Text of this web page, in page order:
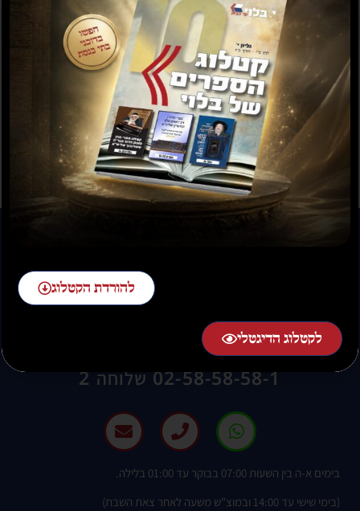
תשועה ברוב יועץ
₪35.00 ₪15.00
תשובה מאת הרב ראובן
לויכטר שליטא
20.00 ₪30.00
להזמנות חייגו:
02-58-58-58-1 שלוחה 2
בימים א-ה בין השעות 07:00 בבוקר עד 01:00 בלילה.
(בימי שישי עד 14:00 ובמוצ"ש משעה לאחר צאת השבת)
להורדת הקטלוג
לקטלוג הדיגטלי